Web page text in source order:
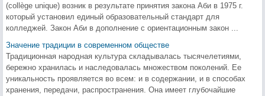
(collège unique) возник в результате принятия закона Аби в 1975 г.
который установил единый образовательный стандарт для
колледжей. Закон Аби в дополнение с ориентационным закон ...
Значение традиции в современном обществе
Традиционная народная культура складывалась тысячелетиями,
бережно хранилась и наследовалась множеством поколений. Ее
уникальность проявляется во всем: и в содержании, и в способах
хранения, передачи, распространения. Она имеет глубочайшие